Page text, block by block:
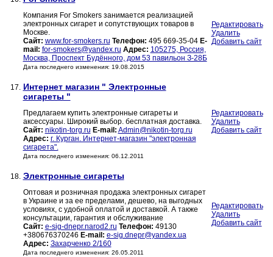
Компания For Smokers занимается реализацией
электронных сигарет и сопутствующих товаров в
Москве.
Сайт: www.for-smokers.ru Телефон: 495 669-35-04 E-
mail: for-smokers@yandex.ru Адрес: 105275, Россия,
Москва, Проспект Будённого, дом 53 павильон З-28Б
Дата последнего изменения: 19.08.2015
Редактировать
Удалить
Добавить сайт
17. Интернет магазин " Электронные
сигареты "
Предлагаем купить электронные сигареты и
аксессуары. Широкий выбор. бесплатная доставка.
Сайт: nikotin-torg.ru E-mail: Admin@nikotin-torg.ru
Адрес: г. Курган. Интернет-магазин "электронная
сигарета".
Дата последнего изменения: 06.12.2011
Редактировать
Удалить
Добавить сайт
18. Электронные сигареты
Оптовая и розничная продажа электронных сигарет
в Украине и за ее пределами, дешево, на выгодных
условиях, с удобной оплатой и доставкой. А также
консультации, гарантия и обслуживание
Сайт: e-sig-dnepr.narod2.ru Телефон: 49130
+380676370246 E-mail: e-sig.dnepr@yandex.ua
Адрес: Захарченко 2/160
Дата последнего изменения: 26.05.2011
Редактировать
Удалить
Добавить сайт